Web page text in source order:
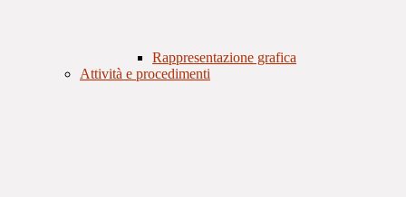
Rappresentazione grafica
Attività e procedimenti